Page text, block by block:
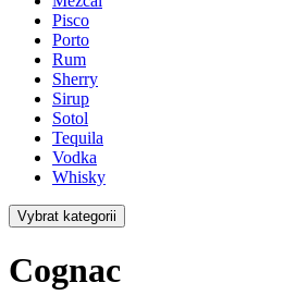
Pisco
Porto
Rum
Sherry
Sirup
Sotol
Tequila
Vodka
Whisky
Vybrat kategorii
Cognac